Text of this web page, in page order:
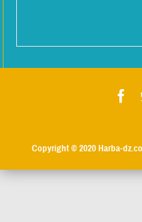
Copyright © 2020Harba-